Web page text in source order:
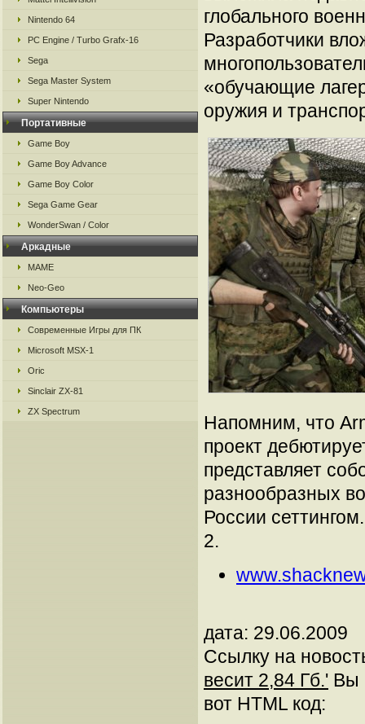
Nintendo 64
PC Engine / Turbo Grafx-16
Sega
Sega Master System
Super Nintendo
Портативные
Game Boy
Game Boy Advance
Game Boy Color
Sega Game Gear
WonderSwan / Color
Аркадные
MAME
Neo-Geo
Компьютеры
Современные Игры для ПК
Microsoft MSX-1
Oric
Sinclair ZX-81
ZX Spectrum
глобального
Разработчики
«обучающие
оружия и
Напомним, что
проект
представляет
разнообразных
России
2.
дата: 29.06.2009
Ссылку на
весит 2,84 Гб.' Вы
вот HTML код: